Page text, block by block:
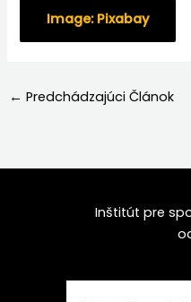
Image: Pixabay
← Predchádzajúci Článok
Inštitút pre